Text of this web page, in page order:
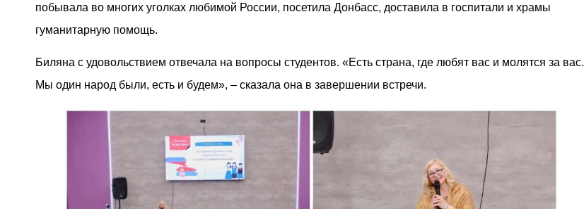
побывала во многих уголках любимой России, посетила Донбасс, доставила в госпитали и храмы
гуманитарную помощь.
Биляна с удовольствием отвечала на вопросы студентов. «Есть страна, где любят вас и молятся за вас.
Мы один народ были, есть и будем», – сказала она в завершении встречи.